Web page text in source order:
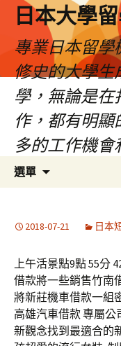
日本大學
專業日本留
修史的大學生
學，無論是
作，都有明顯
多的工作機會
選單
2018-07-21 日本
上午活景點9點 55分
借款將一些銷售竹南
將新莊機車借款一組
高雄汽車借款 專屬
新觀念找到最適合的